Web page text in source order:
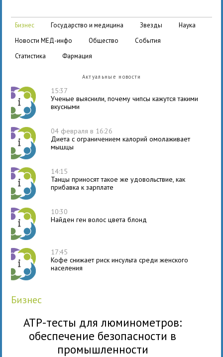
бизнес государство и медицина звезды
наука
новости МЕД-инфо
общество
события
статистика
фармация
Актуальные новости
15:37
Ученые выяснили, почему чипсы кажутся такими
вкусными
04 февраля в 16:26
Диета с ограничением калорий омолаживает
мышцы
14:15
Танцы приносят такое же удовольствие, как
прибавка к зарплате
10:30
Найден ген волос цвета блонд
17:45
Кофе снижает риск инсульта среди женского
населения
бизнес
ATP-тесты для люминометров:
обеспечение безопасности в
промышленности